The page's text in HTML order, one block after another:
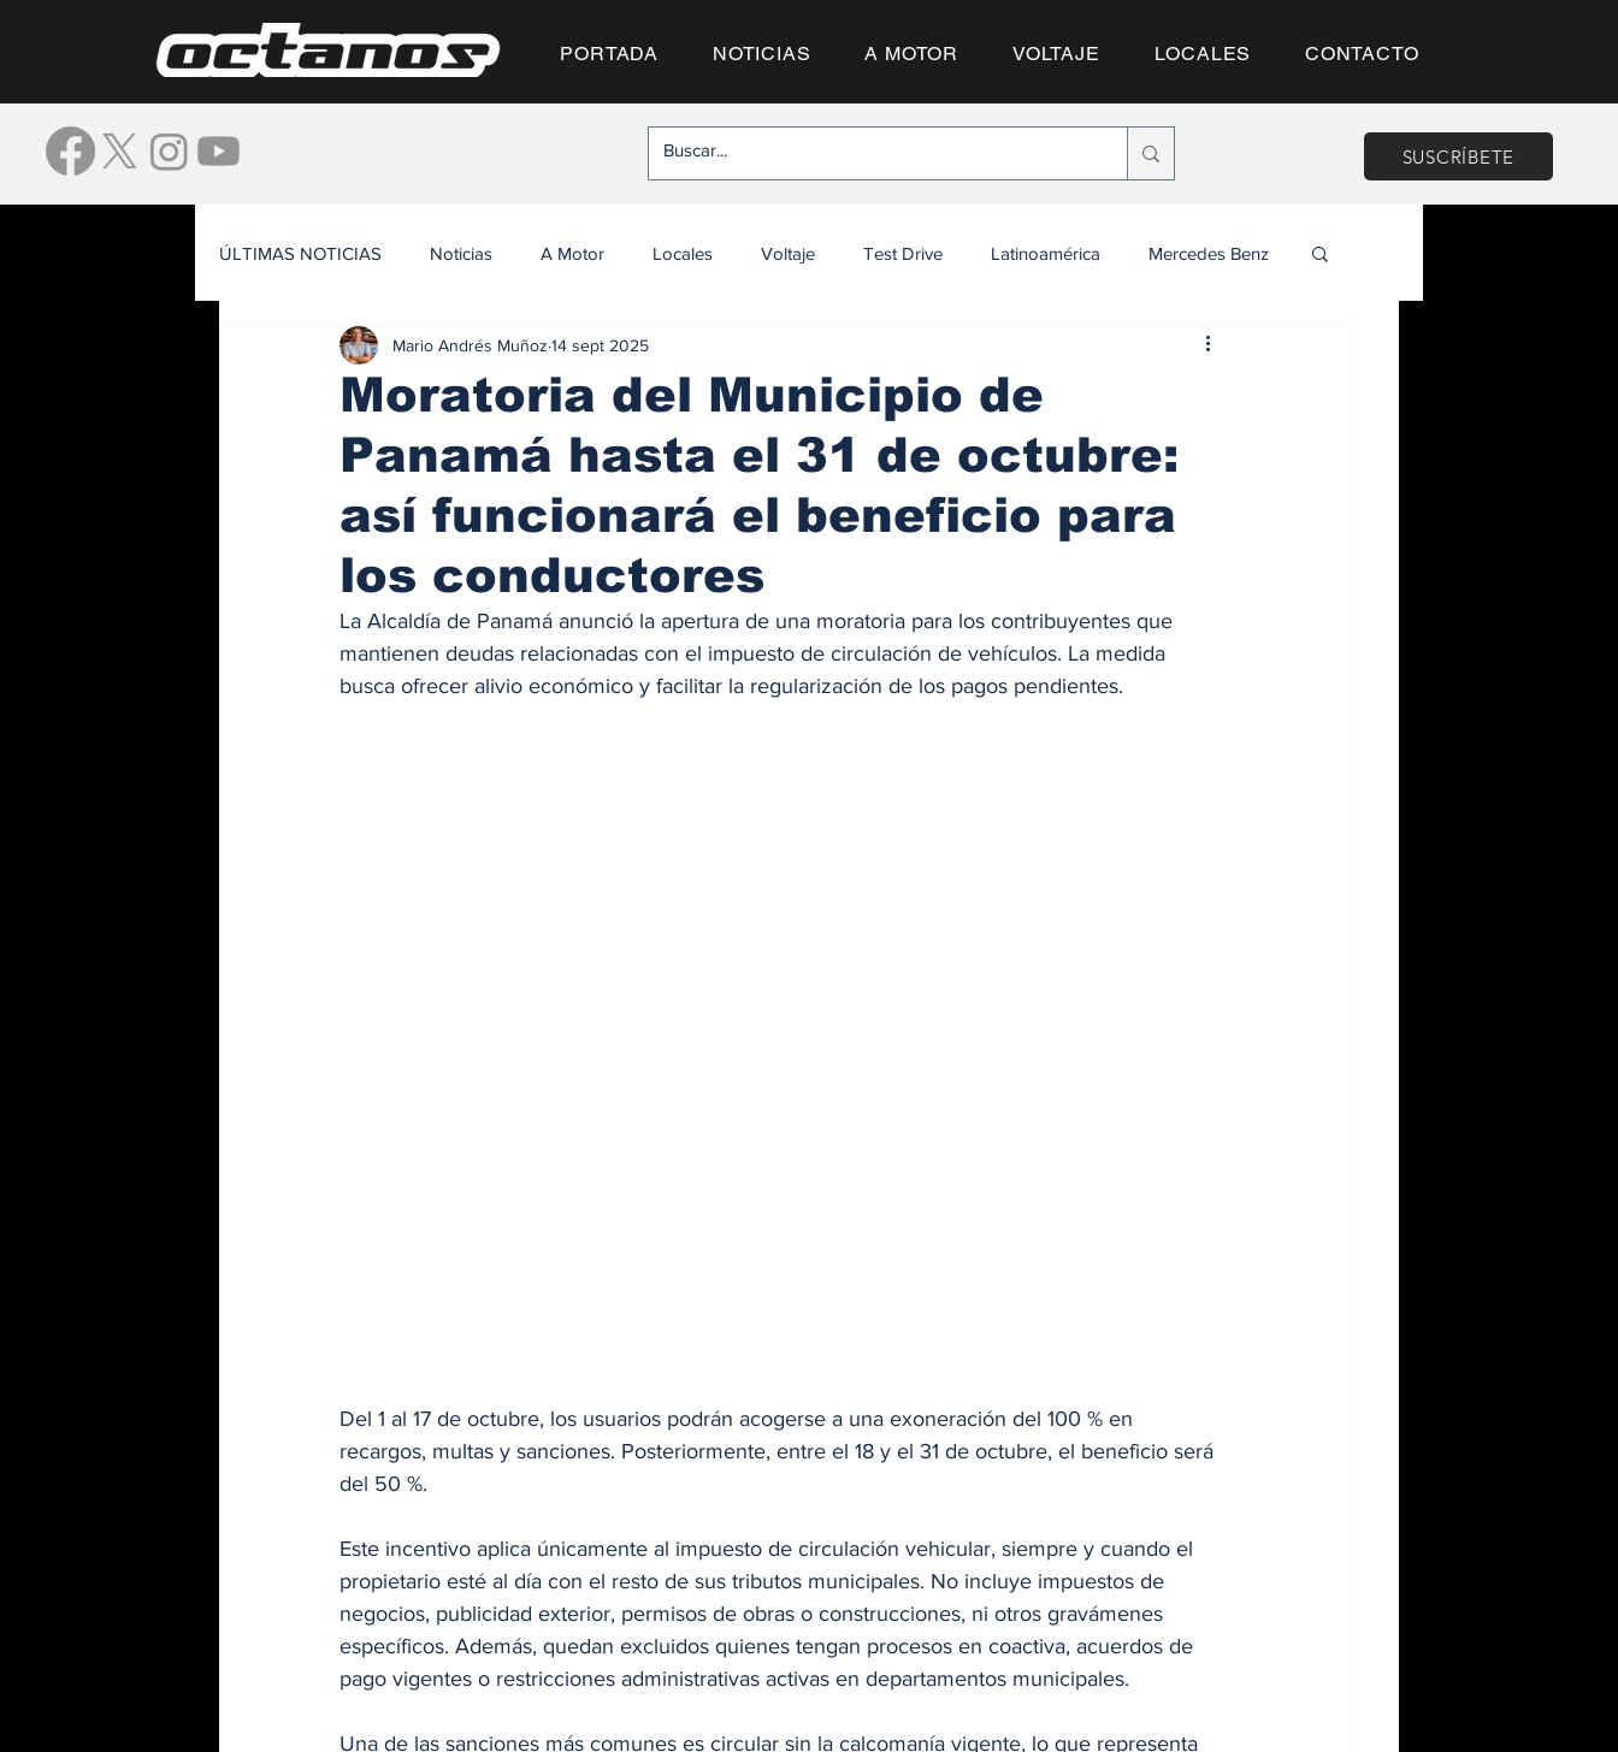
PORTADA NOTICIAS A MOTOR VOLTAJE LOCALES CONTACTO
SUSCRÍBETE
ÚLTIMAS NOTICIAS Noticias A Motor Locales Voltaje Test Drive Latinoamérica Mercedes Benz
Moratoria del Municipio de
Panamá hasta el 31 de octubre:
así funcionará el beneficio para
los conductores
Mario Andrés Muñoz 14 sept 2025
La Alcaldía de Panamá anunció la apertura de una moratoria para los contribuyentes que
mantienen deudas relacionadas con el impuesto de circulación de vehículos. La medida
busca ofrecer alivio económico y facilitar la regularización de los pagos pendientes.
Del 1 al 17 de octubre, los usuarios podrán acogerse a una exoneración del 100 % en
recargos, multas y sanciones. Posteriormente, entre el 18 y el 31 de octubre, el beneficio será
del 50 %.
Este incentivo aplica únicamente al impuesto de circulación vehicular, siempre y cuando el
propietario esté al día con el resto de sus tributos municipales. No incluye impuestos de
negocios, publicidad exterior, permisos de obras o construcciones, ni otros gravámenes
específicos. Además, quedan excluidos quienes tengan procesos en coactiva, acuerdos de
pago vigentes o restricciones administrativas activas en departamentos municipales.
Una de las sanciones más comunes es circular sin la calcomanía vigente, lo que representa